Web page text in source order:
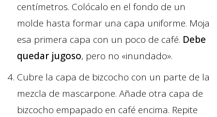
centímetros. Colócalo en el fondo de un
molde hasta formar una capa uniforme. Moja
esa primera capa con un poco de café. Debe
quedar jugoso, pero no «inundado».
Cubre la capa de bizcocho con un parte de la
mezcla de mascarpone. Añade otra capa de
bizcocho empapado en café encima. Repite